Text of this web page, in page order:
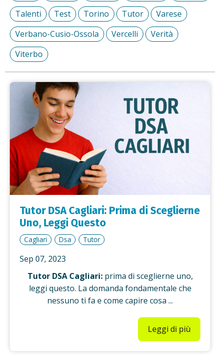
Tutor DSA Cagliari: Prima di Sceglierne
Uno, Leggi Questo
Cagliari Dsa Tutor
Sep 07, 2023
Tutor DSA Cagliari:prima di sceglierne uno,
leggi questo. La domanda fondamentale che
nessuno ti fa e come capire cosa ...
Leggi di più
Talenti
Test Torino Tutor
Varese
Verbano-Cusio-Ossola
Vercelli
Verità
Viterbo